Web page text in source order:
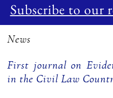
Subscribe to our
News
First journal on
in the Civil Law